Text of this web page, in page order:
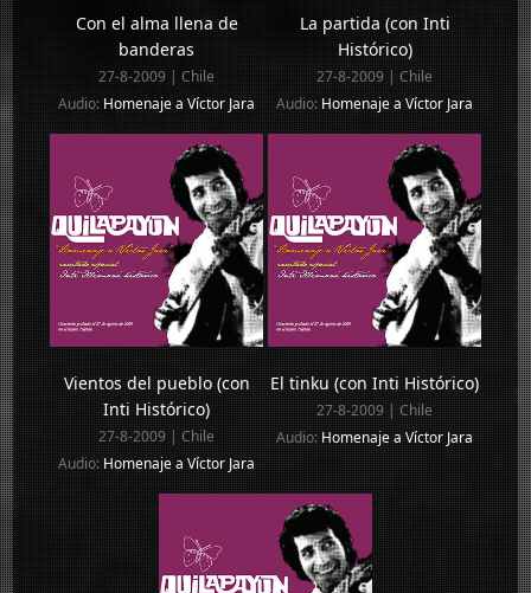
Con el alma llena de
banderas
27-8-2009 | Chile
Audio: Homenaje a Víctor Jara
La partida (con Inti
Histórico)
27-8-2009 | Chile
Audio: Homenaje a Víctor Jara
Vientos del pueblo (con
Inti Histórico)
27-8-2009 | Chile
Audio:Homenaje a Víctor Jara
El tinku (con Inti Histórico)
27-8-2009 | Chile
Audio:Homenaje a Víctor Jara